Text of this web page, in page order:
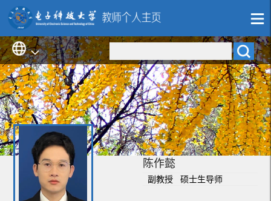
陈作懿
副教授 硕士生导师